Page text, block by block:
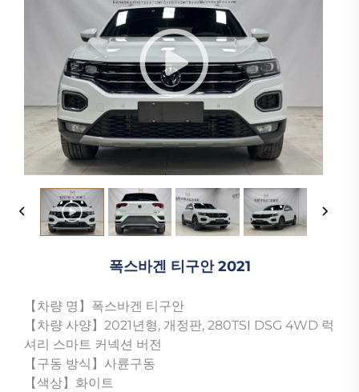
폭스바겐 티구안 2021
【차량 명】폭스바겐 티구안
【차량 사양】2021년형, 개정판, 280TSI DSG 4WD 럭
셔리 스마트 커넥션 버전
【구동 방식】사륜구동
【색상】화이트